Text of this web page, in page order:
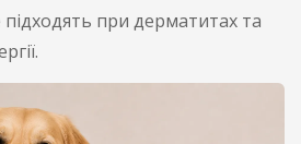
при дерматитах та